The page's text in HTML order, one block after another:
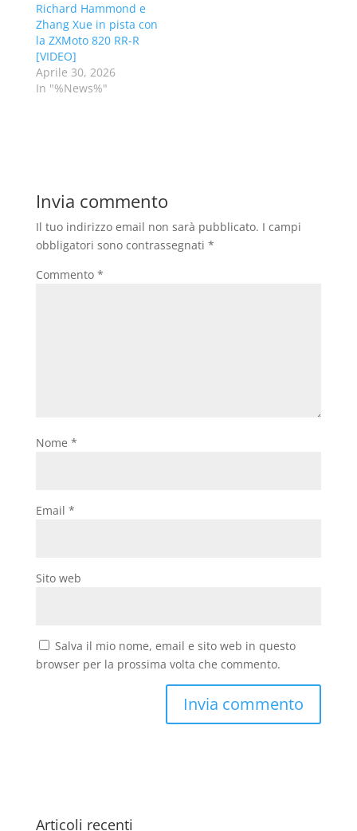
Richard Hammond e
Zhang Xue in pista con
la ZXMoto 820 RR-R
[VIDEO]
Aprile 30, 2026
In "%News%"
Invia commento
Il tuo indirizzo email non sarà pubblicato. I campi
obbligatori sono contrassegnati *
Commento *
Nome *
Email *
Sito web
Salva il mio nome, email e sito web in questo
browser per la prossima volta che commento.
Articoli recenti